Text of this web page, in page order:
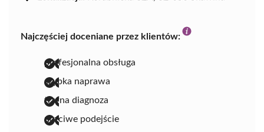
Najczęściej doceniane przez klientów:
profesjonalna obsługa
szybka naprawa
trafna diagnoza
uczciwe podejście